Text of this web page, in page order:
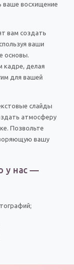
восхищение
вам создать
ваши
основы.
кадре, делая
для вашей
слайды
атмосферу
Позвольте
вашу
у нас —